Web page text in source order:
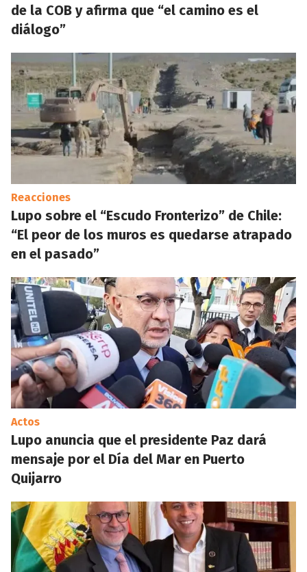
de la COB y afirma que “el camino es el
diálogo”
Reacciones
Lupo sobre el “Escudo Fronterizo” de Chile:
“El peor de los muros es quedarse atrapado
en el pasado”
Actos
Lupo anuncia que el presidente Paz dará
mensaje por el Día del Mar en Puerto
Quijarro